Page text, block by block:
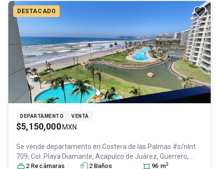
DESTACADO
DEPARTAMENTO VENTA
$5,150,000 MXN
Se vende departamento en Costera de las Palmas #s/nInt.
709, Col. Playa Diamante, Acapulco de Juárez, Guerrero,
México, C.P. 39897 , ID: 31644741
2 Recámaras 2 Baños 96 m2